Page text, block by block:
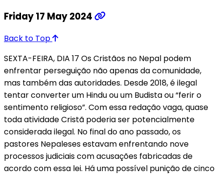
Friday 17 May 2024
Back to Top
SEXTA-FEIRA, DIA 17 Os Cristãos no Nepal podem
enfrentar perseguição não apenas da comunidade,
mas também das autoridades. Desde 2018, é ilegal
tentar converter um Hindu ou um Budista ou “ferir o
sentimento religioso”. Com essa redação vaga, quase
toda atividade Cristã poderia ser potencialmente
considerada ilegal. No final do ano passado, os
pastores Nepaleses estavam enfrentando nove
processos judiciais com acusações fabricadas de
acordo com essa lei. Há uma possível punição de cinco